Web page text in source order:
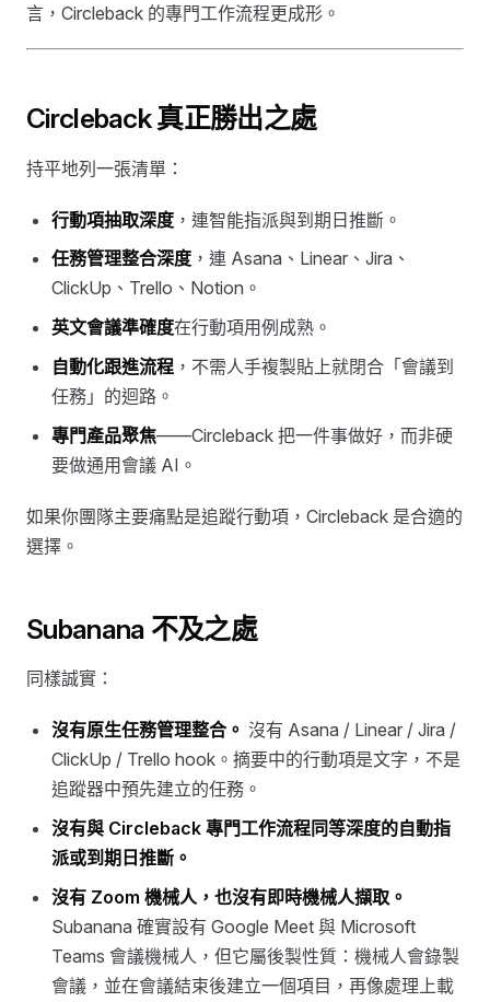
言，Circleback 的專門工作流程更成形。
Circleback 真正勝出之處
持平地列一張清單：
行動項抽取深度 ，連智能指派與到期日推斷。
任務管理整合深度 ，連 Asana、Linear、Jira、
ClickUp、Trello、Notion。
英文會議準確度在行動項用例成熟。
自動化跟進流程 ，不需人手複製貼上就閉合「會議到
任務」的迴路。
專門產品聚焦——Circleback 把一件事做好，而非硬
要做通用會議 AI。
如果你團隊主要痛點是追蹤行動項，Circleback 是合適的
選擇。
Subanana 不及之處
同樣誠實：
沒有原生任務管理整合。 沒有 Asana / Linear / Jira /
ClickUp / Trello hook。摘要中的行動項是文字，不是
追蹤器中預先建立的任務。
沒有與 Circleback 專門工作流程同等深度的自動指
派或到期日推斷。
沒有 Zoom 機械人，也沒有即時機械人擷取。
Subanana 確實設有 Google Meet 與 Microsoft
Teams 會議機械人，但它屬後製性質：機械人會錄製
會議，並在會議結束後建立一個項目，再像處理上載